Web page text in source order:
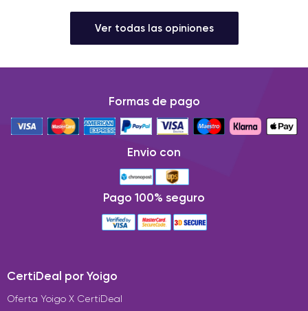
Ver todas las opiniones
Formas de pago
Envio con
Pago 100% seguro
CertiDeal por Yoigo
Oferta Yoigo X CertiDeal